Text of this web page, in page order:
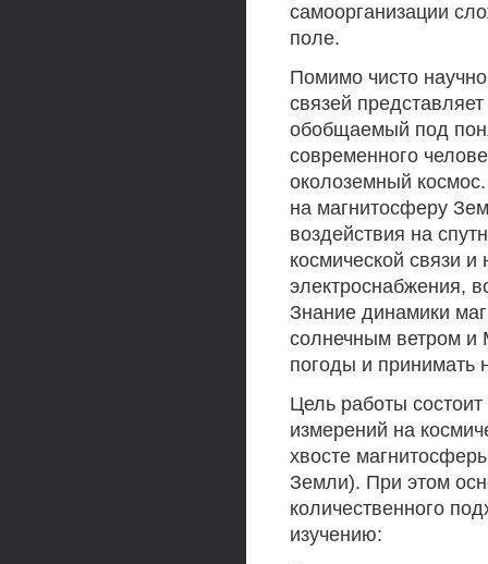
самоорганизации
поле.
Помимо чисто
связей
обобщаемый под
современного
околоземный
на магнитосферу
воздействия на
космической связи
электроснабжения,
Знание динамики
солнечным ветром и
погоды и
Цель работы
измерений на
хвосте
Земли). При этом
количественного
изучению: